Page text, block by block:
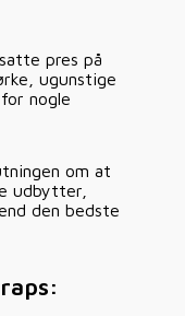
pres på
ugunstige
nogle
om at
udbytter,
den bedste